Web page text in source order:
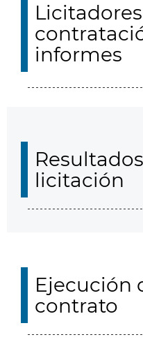
informes
licitación
Ejecución
contrato